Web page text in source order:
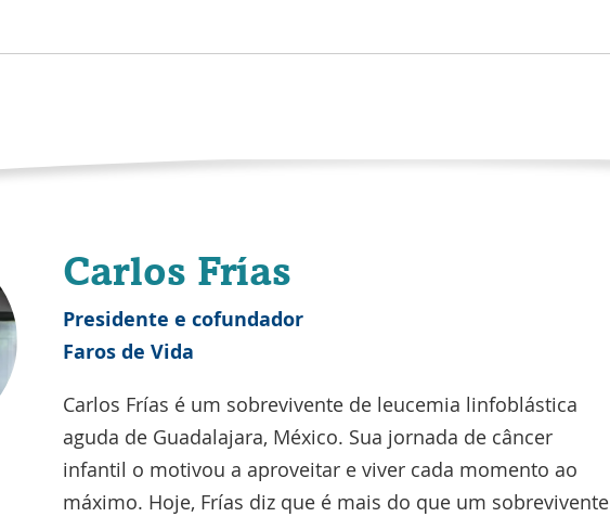
Carlos Frías
Presidente e cofundador
Faros de Vida
Carlos Frías é um sobrevivente de leucemia linfoblástica
aguda de Guadalajara, México. Sua jornada de câncer
infantil o motivou a aproveitar e viver cada momento ao
máximo. Hoje, Frías diz que é mais do que um sobrevivente